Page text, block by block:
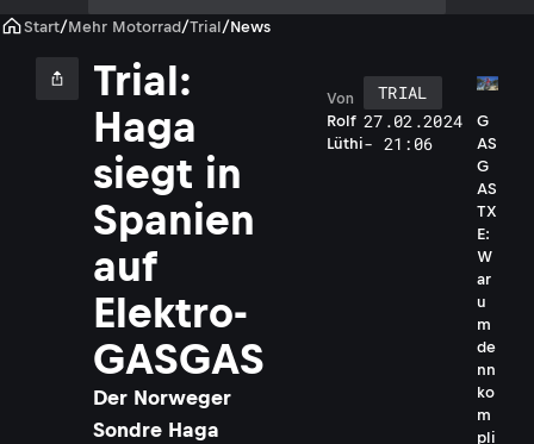
Start/Mehr Motorrad/Trial/News
Trial:
Haga
siegt in
Spanien
auf
Elektro-
GASGAS
Der Norweger
Sondre Haga
Rolf
Lüthi
Von
TRIAL
27.02.2024
- 21:06
G
AS
G
AS
TX
E:
W
ar
u
m
de
nn
ko
m
pli